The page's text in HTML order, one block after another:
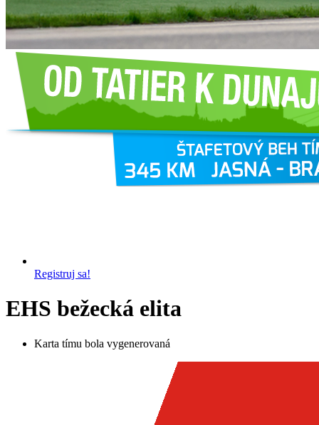
Registruj sa!
EHS bežecká elita
Karta tímu bola vygenerovaná